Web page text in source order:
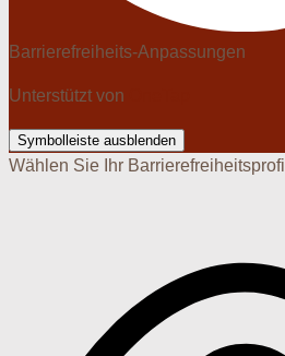
Barrierefreiheits-Anpassungen
Unterstützt von
Symbolleiste ausblenden
Wählen Sie Ihr Barrierefreiheitsprofil